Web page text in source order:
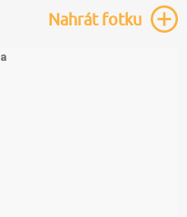
Nahrátfotku